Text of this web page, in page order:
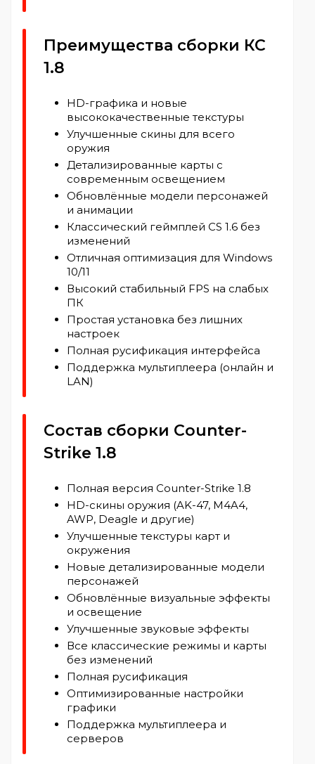
Преимущества сборки КС
1.8
HD-графика и новые
высококачественные текстуры
Улучшенные скины для всего
оружия
Детализированные карты с
современным освещением
Обновлённые модели персонажей
и анимации
Классический геймплей CS 1.6 без
изменений
Отличная оптимизация для Windows
10/11
Высокий стабильный FPS на слабых
ПК
Простая установка без лишних
настроек
Полная русификация интерфейса
Поддержка мультиплеера (онлайн и
LAN)
Состав сборки Counter-
Strike 1.8
Полная версия Counter-Strike 1.8
HD-скины оружия (AK-47, M4A4,
AWP, Deagle и другие)
Улучшенные текстуры карт и
окружения
Новые детализированные модели
персонажей
Обновлённые визуальные эффекты
и освещение
Улучшенные звуковые эффекты
Все классические режимы и карты
без изменений
Полная русификация
Оптимизированные настройки
графики
Поддержка мультиплеера и
серверов